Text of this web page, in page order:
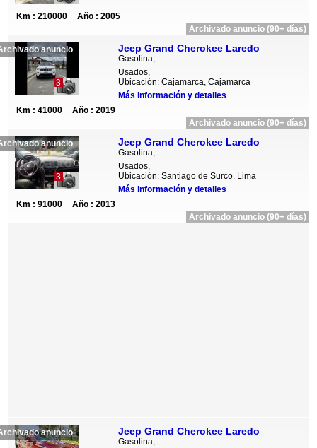
Km : 210000
Año : 2005
Archivado anuncio (90+ días)
anuncio
3
Jeep Grand Cherokee Laredo
Gasolina,
Usados,
Ubicación: Cajamarca, Cajamarca
Más información y detalles
Km : 41000
Año : 2019
Archivado anuncio (90+ días)
anuncio
3
Jeep Grand Cherokee Laredo
Gasolina,
Usados,
Ubicación: Santiago de Surco, Lima
Más información y detalles
Km : 91000
Año : 2013
Archivado anuncio (90+ días)
anuncio Jeep Grand Cherokee Laredo
Gasolina,